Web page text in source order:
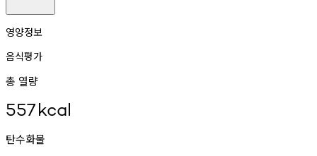
영양정보
음식평가
총 열량
557kcal
탄수화물